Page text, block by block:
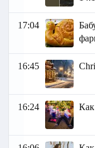
17:04
16:45
16:24 Как